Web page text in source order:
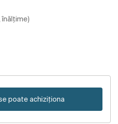
înălțime)
poate achiziționa